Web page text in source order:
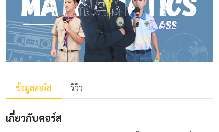
ข้อมูลคอร์ส รีวิว
เกี่ยวกับคอร์ส